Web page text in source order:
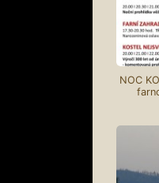
NOC